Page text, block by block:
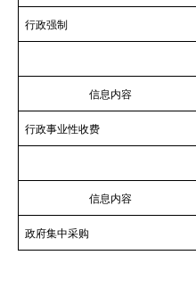
行政强制
信息内容
行政事业性收费
信息内容
政府集中采购